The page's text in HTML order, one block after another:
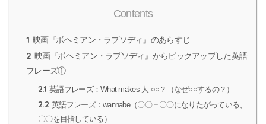
Contents
1 映画『ボヘミアン・ラプソディ』のあらすじ
2 映画『ボヘミアン・ラプソディ』からピックアップした英語
フレーズ①
2.1 英語フレーズ：What makes 人 ○○？（なぜ○○するの？）
2.2 英語フレーズ：wannabe（〇〇＝〇〇になりたがっている、
〇〇を目指している）